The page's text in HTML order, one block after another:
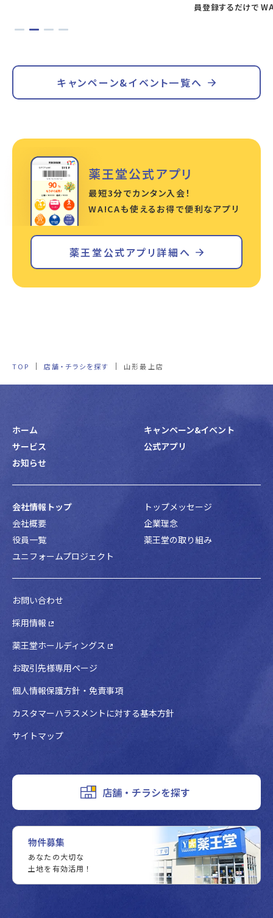
員登録するだけで
キャンペーン&イベント一覧へ
薬王堂公式アプリ
最短3分でカンタン入会！
WA!CAも使えるお得で便利なアプリ
薬王堂公式アプリ詳細へ
TOP 店舗・チラシを探す 山形最上店
ホーム
キャンペーン&イベント
サービス
公式アプリ
お知らせ
会社情報トップ
トップメッセージ
会社概要
企業理念
役員一覧
薬王堂の取り組み
ユニフォームプロジェクト
お問い合わせ
採用情報
薬王堂ホールディングス
お取引先様専用ページ
個人情報保護方針・免責事項
カスタマーハラスメントに対する基本方針
サイトマップ
店舗・チラシを探す
物件募集
あなたの大切な
土地を有効活用！